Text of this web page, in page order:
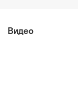
Видео